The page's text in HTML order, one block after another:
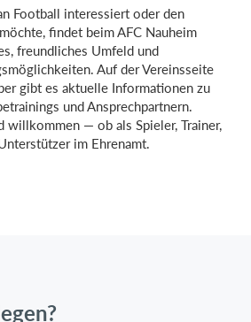
Football interessiert oder den
findet beim AFC Nauheim
freundliches Umfeld und
Auf der Vereinsseite
gibt es aktuelle Informationen zu
und Ansprechpartnern.
willkommen — ob als Spieler, Trainer,
im Ehrenamt.